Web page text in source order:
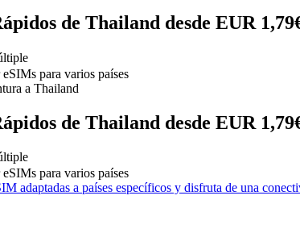
de Thailand desde EUR
para varios países
a Thailand
de Thailand desde EUR
para varios países
adaptadas a países específicos y disfruta de una